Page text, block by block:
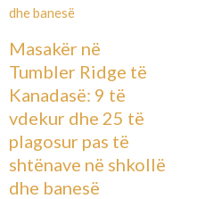
Masakër në
Tumbler Ridge të
Kanadasë: 9 të
vdekur dhe 25 të
plagosur pas të
shtënave në shkollë
dhe banesë